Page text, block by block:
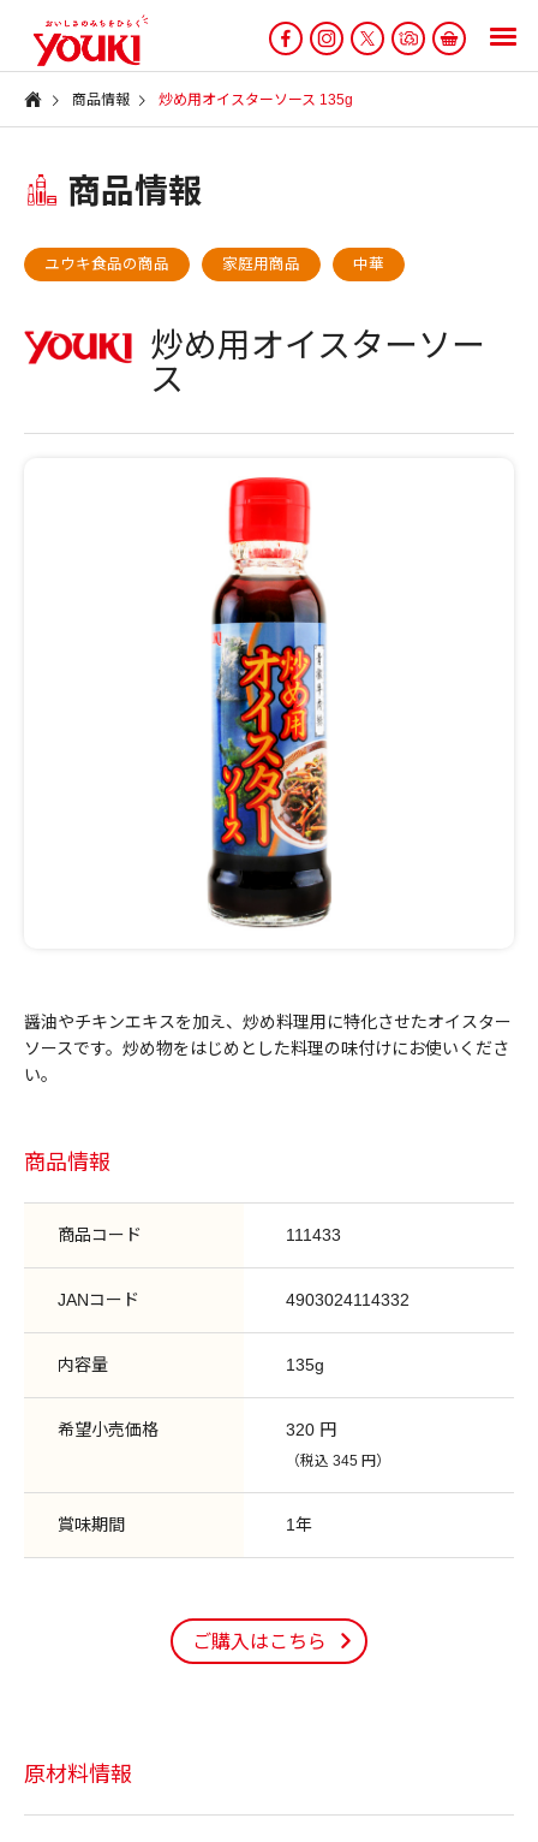
商品情報 炒め用オイスターソース 135g
商品情報
ユウキ食品の商品 家庭用商品 中華
炒め用オイスターソー
ス
醤油やチキンエキスを加え、炒め料理用に特化させたオイスター
ソースです。炒め物をはじめとした料理の味付けにお使いくださ
い。
商品情報
商品コード 111433
JANコード 4903024114332
内容量 135g
希望小売価格 320 円
（税込 345 円）
賞味期間 1年
ご購入はこちら
原材料情報